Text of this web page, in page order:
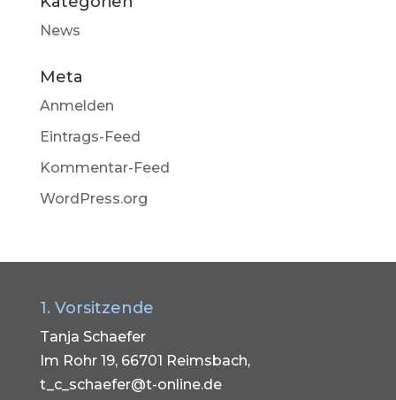
News
Meta
Anmelden
Eintrags-Feed
Kommentar-Feed
WordPress.org
1. Vorsitzende
Tanja Schaefer
Im Rohr 19, 66701 Reimsbach,
t_c_schaefer@t-online.de